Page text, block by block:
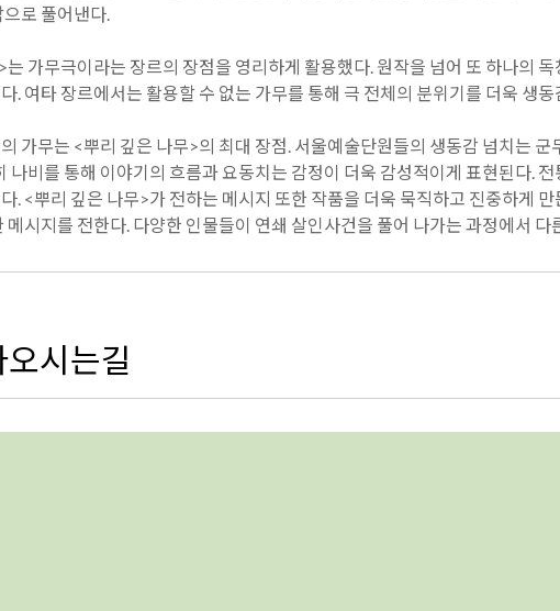
로 풀어낸다.
는 가무극이라는 장르의 장점을 영리하게 활용했다. 원작을 넘어 또 하나의
. 여타 장르에서는 활용할 수 없는 가무를 통해 극 전체의 분위기를 더욱 생
가무는 <뿌리 깊은 나무>의 최대 장점. 서울예술단원들의 생동감 넘치는
나비를 통해 이야기의 흐름과 요동치는 감정이 더욱 감성적이게 표현된다.
. <뿌리 깊은 나무>가 전하는 메시지 또한 작품을 더욱 묵직하고 진중하게
메시지를 전한다. 다양한 인물들이 연쇄 살인사건을 풀어 나가는 과정에서
시는길